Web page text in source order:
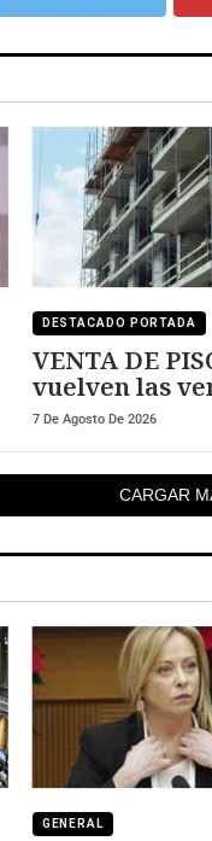
DESTACADO PORTADA
VENTA DE
vuelven las
7 De Agosto De 2026
CARGAR
GENERAL